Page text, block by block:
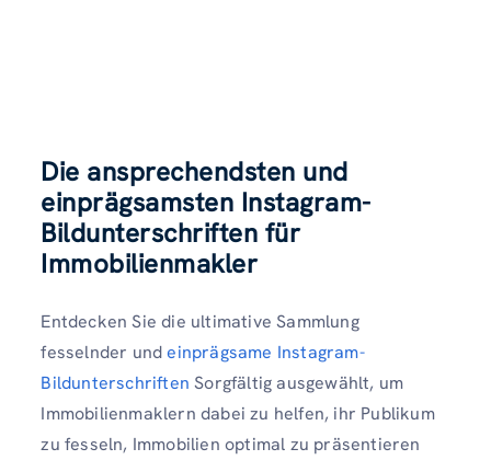
Die ansprechendsten und
einprägsamsten Instagram-
Bildunterschriften für
Immobilienmakler
Entdecken Sie die ultimative Sammlung
fesselnder undeinprägsame Instagram-
Bildunterschriften Sorgfältig ausgewählt, um
Immobilienmaklern dabei zu helfen, ihr Publikum
zu fesseln, Immobilien optimal zu präsentieren